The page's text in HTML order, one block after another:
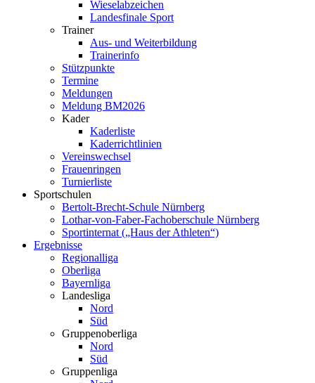
Wieselabzeichen
Landesfinale Sport
Trainer
Aus- und Weiterbildung
Trainerinfo
Stützpunkte
Termine
Meldungen
Meldung BM2026
Kader
Kaderliste
Kaderrichtlinien
Vereinswechsel
Frauenringen
Turnierliste
Sportschulen
Bertolt-Brecht-Schule Nürnberg
Lothar-von-Faber-Fachoberschule Nürnberg
Sportinternat („Haus der Athleten“)
Ergebnisse
Regionalliga
Oberliga
Bayernliga
Landesliga
Nord
Süd
Gruppenoberliga
Nord
Süd
Gruppenliga